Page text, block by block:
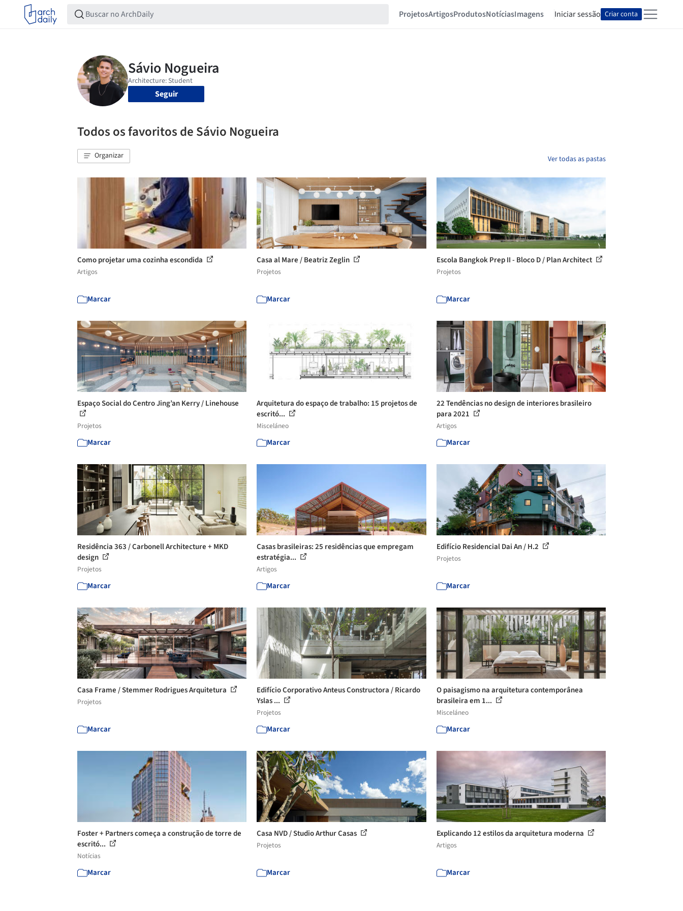
ProjetosArtigosProdutosNotíciasImagens Iniciar sessão Criar conta
Seguir
Todos os favoritos de Sávio Nogueira
Organizar Ver todas as pastas
Como projetar uma cozinha escondida
Artigos
Marcar
Casa al Mare / Beatriz Zeglin
Projetos
Marcar
Escola Bangkok Prep II - Bloco D / Plan Architect
Projetos
Marcar
Espaço Social do Centro Jing’an Kerry / Linehouse
Projetos
Marcar
Arquitetura do espaço de trabalho: 15 projetos de
escritó...
Misceláneo
Marcar
22 Tendências no design de interiores brasileiro
para 2021
Artigos
Marcar
Residência 363 / Carbonell Architecture + MKD
design
Projetos
Marcar
Casas brasileiras: 25 residências que empregam
estratégia...
Artigos
Marcar
Edifício Residencial Dai An / H.2
Projetos
Marcar
Casa Frame / Stemmer Rodrigues Arquitetura
Projetos
Marcar
Edifício Corporativo Anteus Constructora / Ricardo
Yslas ...
Projetos
Marcar
O paisagismo na arquitetura contemporânea
brasileira em 1...
Misceláneo
Marcar
Foster + Partners começa a construção de torre de
escritó...
Notícias
Marcar
Casa NVD / Studio Arthur Casas
Projetos
Marcar
Explicando 12 estilos da arquitetura moderna
Artigos
Marcar